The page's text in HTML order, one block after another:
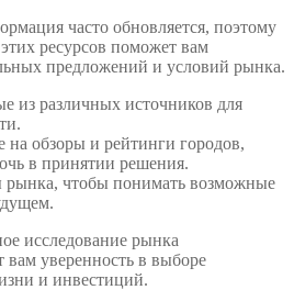
часто обновляется, поэтому
ресурсов поможет вам
предложений и условий рынка.
из различных источников для
на обзоры и рейтинги городов,
в принятии решения.
рынка, чтобы понимать возможные
исследование рынка
уверенность в выборе
и инвестиций.